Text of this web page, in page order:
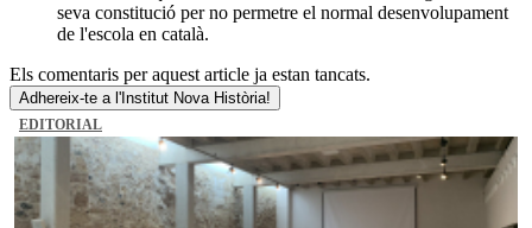
seva constitució per no permetre el normal desenvolupament
de l'escola en català.
Els comentaris per aquest article ja estan tancats.
Adhereix-te a l'Institut Nova Història!
EDITORIAL